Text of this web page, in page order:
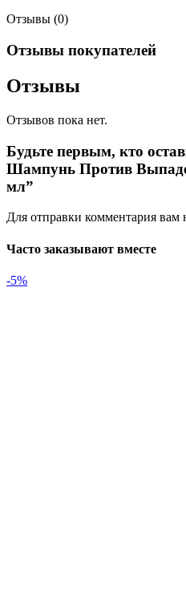
Отзывы (0)
Отзывы покупателей
Отзывы
Отзывов пока нет.
Будьте первым, кто
Шампунь Против
мл”
Для отправки комментария вам
Часто заказывают вместе
-5%